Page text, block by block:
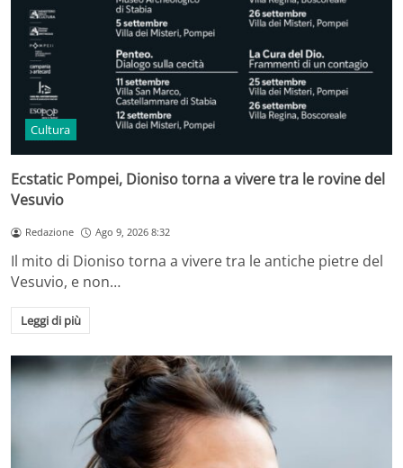
Cultura
Ecstatic Pompei, Dioniso torna a vivere tra le rovine del
Vesuvio
Redazione Ago 9, 2026 8:32
Il mito di Dioniso torna a vivere tra le antiche pietre del
Vesuvio, e non…
Leggi di più